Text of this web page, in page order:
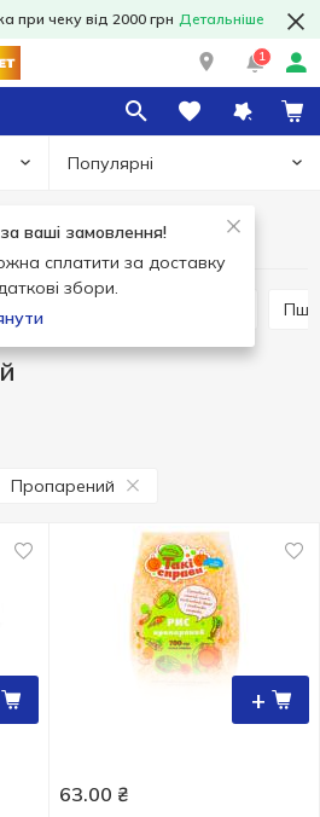
при чеку від 2000 грн Детальніше
1
Популярні
ваші замовлення!
сплатити за доставку
збори.
та бобові
Рис
Пропарений
+
63.00 ₴